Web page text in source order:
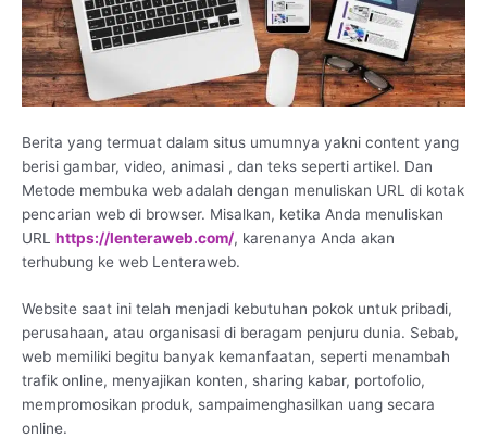
Berita yang termuat dalam situs umumnya yakni content yang
berisi gambar, video, animasi , dan teks seperti artikel. Dan
Metode membuka web adalah dengan menuliskan URL di kotak
pencarian web di browser. Misalkan, ketika Anda menuliskan
URL https://lenteraweb.com/, karenanya Anda akan
terhubung ke web Lenteraweb.
Website saat ini telah menjadi kebutuhan pokok untuk pribadi,
perusahaan, atau organisasi di beragam penjuru dunia. Sebab,
web memiliki begitu banyak kemanfaatan, seperti menambah
trafik online, menyajikan konten, sharing kabar, portofolio,
mempromosikan produk, sampaimenghasilkan uang secara
online.